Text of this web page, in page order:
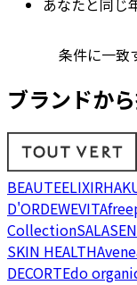
あなたと同じ
条件に一致
ブランドか
BEAUTEELIXIR
D'ORDEWEVITA
CollectionSALA
SKIN HEALTHAvene
DECORTEdo